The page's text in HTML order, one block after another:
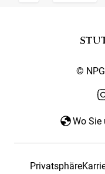
©
Wo Sie
Privatsphäre